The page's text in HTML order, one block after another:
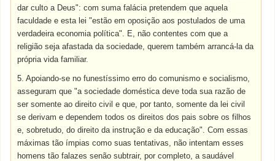
dar culto a Deus": com suma falácia pretendem que aquela
faculdade e esta lei "estão em oposição aos postulados de uma
verdadeira economia política". E, não contentes com que a
religião seja afastada da sociedade, querem também arrancá-la da
própria vida familiar.
5. Apoiando-se no funestíssimo erro do comunismo e socialismo,
asseguram que "a sociedade doméstica deve toda sua razão de
ser somente ao direito civil e que, por tanto, somente da lei civil
se derivam e dependem todos os direitos dos pais sobre os filhos
e, sobretudo, do direito da instrução e da educação". Com essas
máximas tão ímpias como suas tentativas, não intentam esses
homens tão falazes senão subtrair, por completo, a saudável